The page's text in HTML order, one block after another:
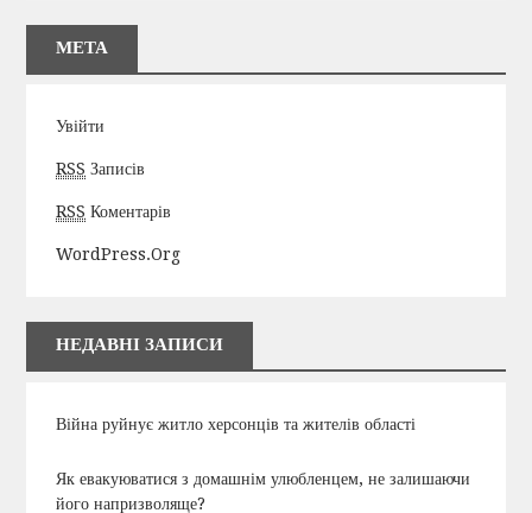
МЕТА
Увійти
RSS Записів
RSS Коментарів
WordPress.org
НЕДАВНІ ЗАПИСИ
Війна руйнує житло херсонців та жителів області
Як евакуюватися з домашнім улюбленцем, не залишаючи
його напризволяще?